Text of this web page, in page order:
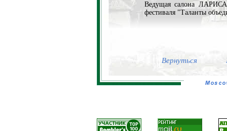
Ведущая салона
фестиваля "Таланты
Вернуться